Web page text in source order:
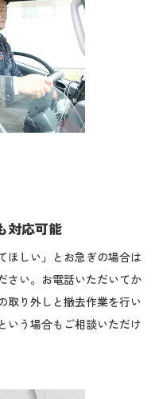
対応可能
ほしい」とお急ぎの場合は
さい。お電話いただいてか
取り外しと撤去作業を行い
いう場合もご相談いただけ